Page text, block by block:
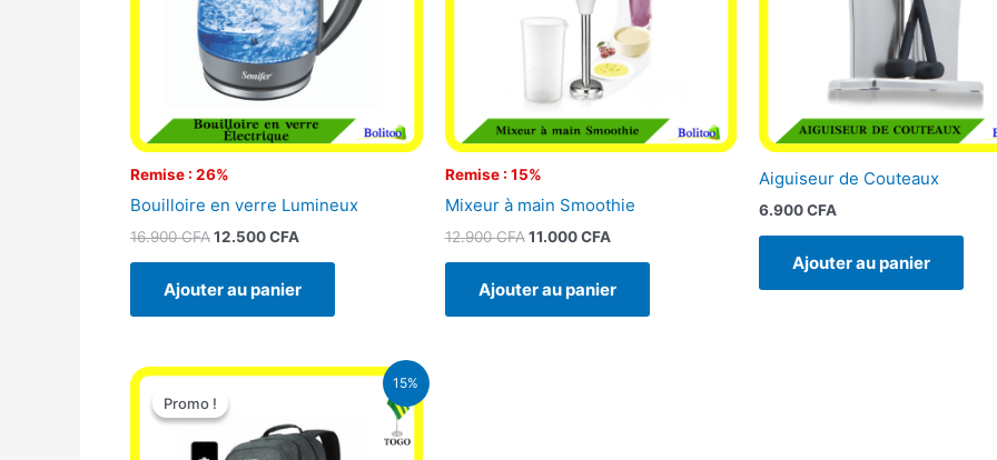
Remise : 26%
Bouilloire en verre Lumineux
16.900CFA12.500CFA
Ajouter au panier
Remise : 15%
Mixeur à main Smoothie
12.900CFA 11.000CFA
Ajouter au panier
Aiguiseur de Couteaux
6.900CFA
Ajouter au panier
15%
Promo !
Promo !
Le
initial
29.500 CFA.
Le
est :
25.000 CFA.